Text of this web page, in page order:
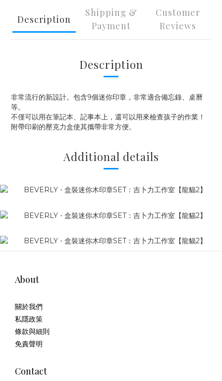
Description
Shipping &
Payment
Customer
Reviews
Description
非常流行的新設計。包含9個迷你印章，非常適合備忘錄、桌曆
等。
不僅可以用在筆記本、記事本上，還可以用來檢查孩子的作業！
附帶印刷的壓克力盒使其攜帶非常方便。
Additional details
About
關於我們
私隱政策
條款與細則
免責聲明
Contact